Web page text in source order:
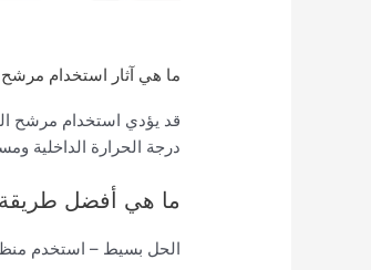
ما هي آثار استخدام مرشح
قد يؤدي استخدام مرشح
درجة الحرارة الداخلية
ما هي أفضل
الحل بسيط – استخدم